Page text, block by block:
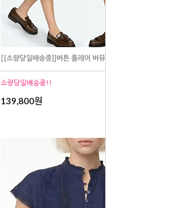
[[소량당일배송중]]버튼 플레어 버뮤다 팬츠
소량당일배송중!!
139,800원